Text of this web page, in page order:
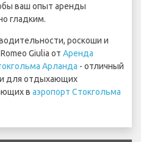
ваш опыт аренды
гладким.
роскоши и
Giulia от Аренда
Арланда - отличный
для отдыхающих
в аэропорт Стокгольма